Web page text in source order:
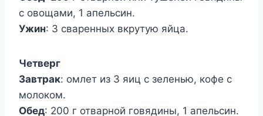
с овощами, 1 апельсин.
Ужин: 3 сваренных вкрутую яйца.
Четверг
Завтрак: омлет из 3 яиц с зеленью, кофе с
молоком.
Обед: 200 г отварной говядины, 1 апельсин.